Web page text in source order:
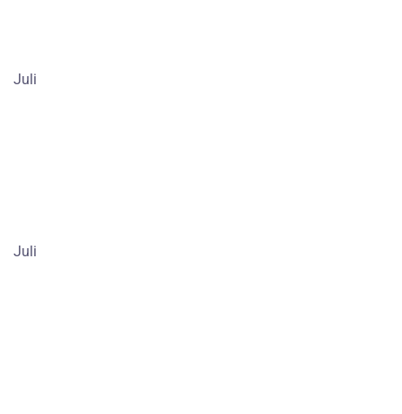
Juli
Juli